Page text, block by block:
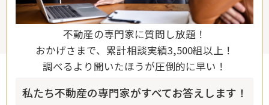
不動産の専門家に質問し放題！
おかげさまで、累計相談実績3,500組以上！
調べるより聞いたほうが圧倒的に早い！
私たち不動産の専門家がすべてお答えします！